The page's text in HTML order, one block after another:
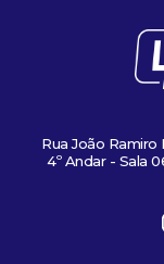
Rua João Ramiro
4º Andar - Sala